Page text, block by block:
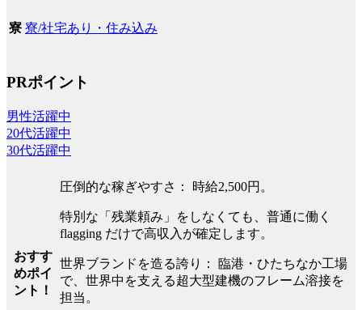
寮 寮/社宅あり・住み込み
PRポイント
男性活躍中
20代活躍中
30代活躍中
おすす
めポイ
ント！
圧倒的な稼ぎやすさ： 時給2,500円。
特別な「残業頼み」をしなくても、普通に働く
flagging だけで高収入が確定します。
世界ブランドを造る誇り： 臨港・ひたちなか工場
で、世界中を支える超大型建機のフレーム溶接を
担当。